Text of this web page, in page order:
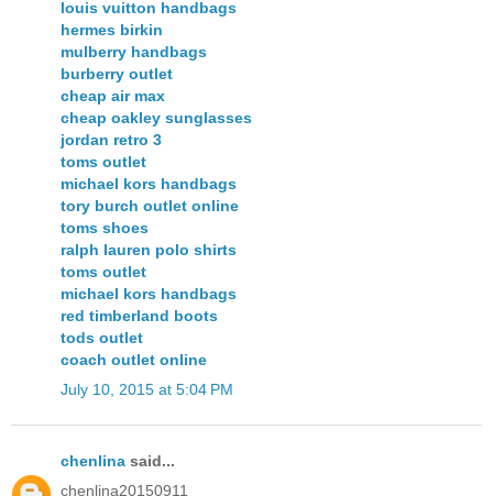
louis vuitton handbags
hermes birkin
mulberry handbags
burberry outlet
cheap air max
cheap oakley sunglasses
jordan retro 3
toms outlet
michael kors handbags
tory burch outlet online
toms shoes
ralph lauren polo shirts
toms outlet
michael kors handbags
red timberland boots
tods outlet
coach outlet online
July 10, 2015 at 5:04 PM
chenlina said...
chenlina20150911